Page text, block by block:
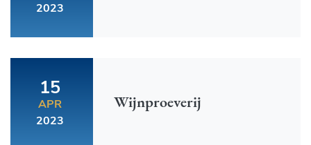
2023
15
APR
2023
Wijnproeverij